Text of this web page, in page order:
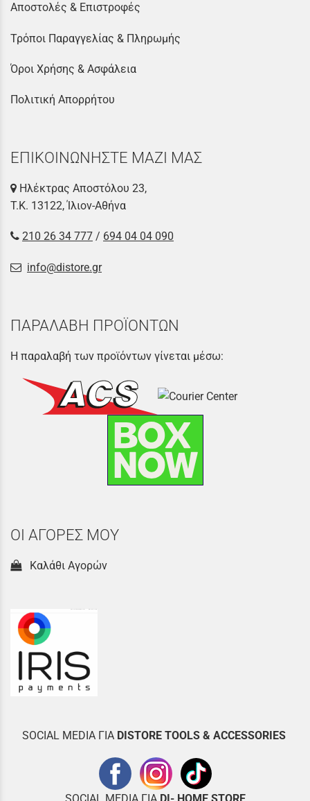
Αποστολές & Επιστροφές
Τρόποι Παραγγελίας & Πληρωμής
Όροι Χρήσης & Ασφάλεια
Πολιτική Απορρήτου
ΕΠΙΚΟΙΝΩΝΗΣΤΕ ΜΑΖΙ ΜΑΣ
Ηλέκτρας Αποστόλου 23,
Τ.Κ. 13122, Ίλιον-Αθήνα
210 26 34 777 / 694 04 04 090
info@distore.gr
ΠΑΡΑΛΑΒΗ ΠΡΟΪΟΝΤΩΝ
Η παραλαβή των προϊόντων γίνεται μέσω:
ΟΙ ΑΓΟΡΕΣ ΜΟΥ
Καλάθι Αγορών
SOCIAL MEDIA ΓΙΑ DISTORE TOOLS & ACCESSORIES